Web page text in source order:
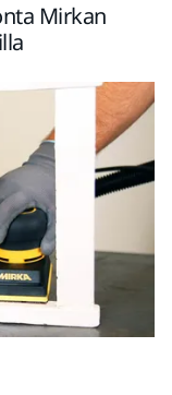
Mirkan